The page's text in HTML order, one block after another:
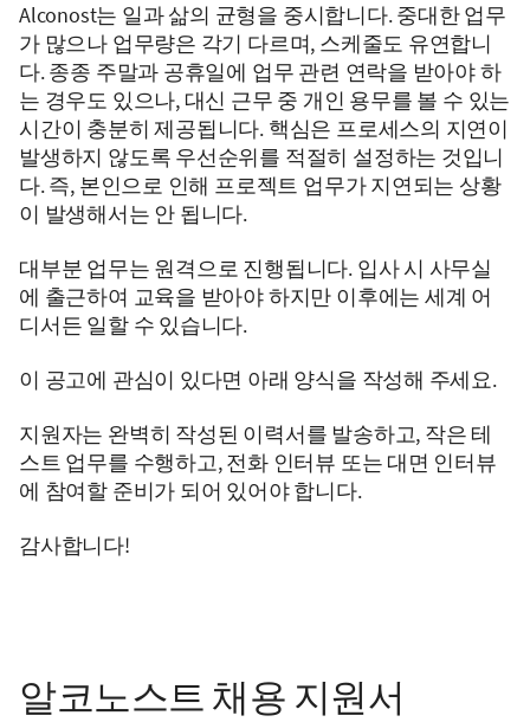
Alconost는 일과 삶의 균형을 중시합니다. 중대한 업무
가 많으나 업무량은 각기 다르며, 스케줄도 유연합니
다. 종종 주말과 공휴일에 업무 관련 연락을 받아야 하
는 경우도 있으나, 대신 근무 중 개인 용무를 볼 수 있는
시간이 충분히 제공됩니다. 핵심은 프로세스의 지연이
발생하지 않도록 우선순위를 적절히 설정하는 것입니
다. 즉, 본인으로 인해 프로젝트 업무가 지연되는 상황
이 발생해서는 안 됩니다.
대부분 업무는 원격으로 진행됩니다. 입사 시 사무실
에 출근하여 교육을 받아야 하지만 이후에는 세계 어
디서든 일할 수 있습니다.
이 공고에 관심이 있다면 아래 양식을 작성해 주세요.
지원자는 완벽히 작성된 이력서를 발송하고, 작은 테
스트 업무를 수행하고, 전화 인터뷰 또는 대면 인터뷰
에 참여할 준비가 되어 있어야 합니다.
감사합니다!
알코노스트 채용 지원서